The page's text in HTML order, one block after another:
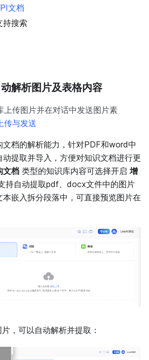
文档
持搜索
解析图片及表格内容
上传图片并在对话中发送图片素
传与发送
文档的解析能力，针对PDF和word中
提取并导入，方便对知识文档进行更
文档 类型的知识库内容可选择开启 增
持自动提取pdf、docx文件中的图片
嵌入拆分段落中，可直接预览图片在
，可以自动解析并提取：